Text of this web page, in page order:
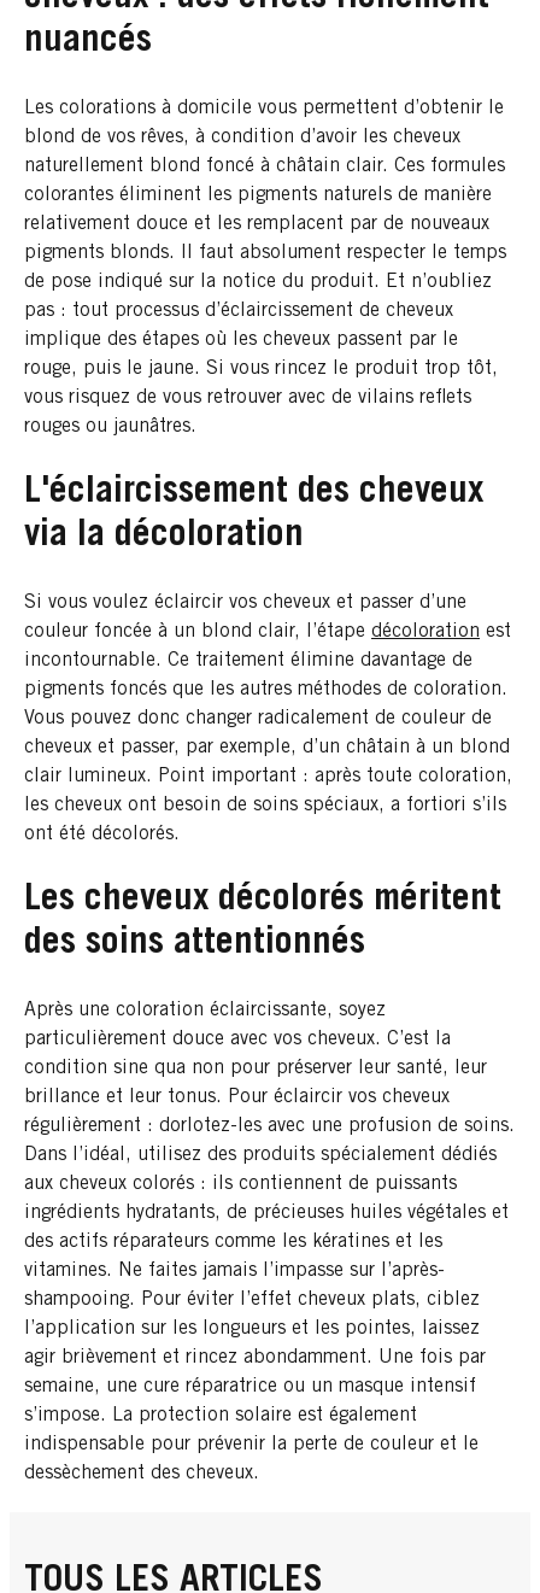
nuancés
Les colorations à domicile vous permettent d’obtenir le
blond de vos rêves, à condition d’avoir les cheveux
naturellement blond foncé à châtain clair. Ces formules
colorantes éliminent les pigments naturels de manière
relativement douce et les remplacent par de nouveaux
pigments blonds. Il faut absolument respecter le temps
de pose indiqué sur la notice du produit. Et n’oubliez
pas : tout processus d’éclaircissement de cheveux
implique des étapes où les cheveux passent par le
rouge, puis le jaune. Si vous rincez le produit trop tôt,
vous risquez de vous retrouver avec de vilains reflets
rouges ou jaunâtres.
L'éclaircissement des cheveux
via la décoloration
Si vous voulez éclaircir vos cheveux et passer d’une
couleur foncée à un blond clair, l’étape décoloration est
incontournable. Ce traitement élimine davantage de
pigments foncés que les autres méthodes de coloration.
Vous pouvez donc changer radicalement de couleur de
cheveux et passer, par exemple, d’un châtain à un blond
clair lumineux. Point important : après toute coloration,
les cheveux ont besoin de soins spéciaux, a fortiori s’ils
ont été décolorés.
Les cheveux décolorés méritent
des soins attentionnés
Après une coloration éclaircissante, soyez
particulièrement douce avec vos cheveux. C’est la
condition sine qua non pour préserver leur santé, leur
brillance et leur tonus. Pour éclaircir vos cheveux
régulièrement : dorlotez-les avec une profusion de soins.
Dans l’idéal, utilisez des produits spécialement dédiés
aux cheveux colorés : ils contiennent de puissants
ingrédients hydratants, de précieuses huiles végétales et
des actifs réparateurs comme les kératines et les
vitamines. Ne faites jamais l’impasse sur l’après-
shampooing. Pour éviter l’effet cheveux plats, ciblez
l’application sur les longueurs et les pointes, laissez
agir brièvement et rincez abondamment. Une fois par
semaine, une cure réparatrice ou un masque intensif
s’impose. La protection solaire est également
indispensable pour prévenir la perte de couleur et le
dessèchement des cheveux.
TOUS LES ARTICLES